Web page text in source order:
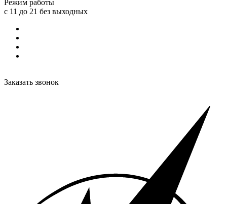
Режим работы
с 11 до 21 без выходных
Заказать звонок